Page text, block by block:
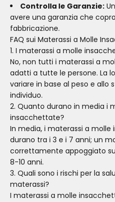
Controlla le Garanzie:
avere una garanzia che
fabbricazione.
FAQ sui Materassi a Molle
1. I materassi a molle
No, non tutti i materassi a
adatti a tutte le persone. La
variare in base al peso e allo
individuo.
2. Quanto durano in media i
insacchettate?
In media, i materassi a
durano tra i 3 e i 7 anni; un
correttamente appoggiato
8-10 anni.
3. Quali sono i rischi per la
materassi?
I materassi a molle